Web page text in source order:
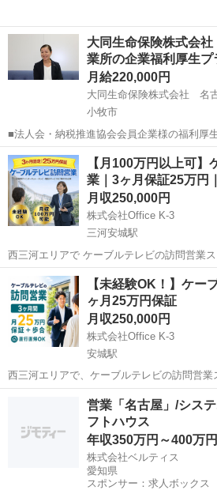
大同生命保険株式会
業所の企業福利厚生
月給220,000円
大同生命保険株式会社 名
小牧市
■法人会・納税推進協会会員企業様の福利厚
きなどをお任せします。 家庭訪問ではなく
と出向き、当社のお薦めするプランのご案
問や知人・友人への保険勧誘は一切あ...
愛知 小牧市 代理店営業
【月100万円以上可】
業｜3ヶ月保証25万円
月収250,000円
株式会社Office K-3
三河安城駅
西三河エリアで ケーブルテレビの訪問営業
す。 月収100万円以上も可能な仕事です。 ⭐ ポイント ・未経験OK！
・営業/通信業界経験者は優遇 ・直行直帰OK
調...
安城市 三河安城駅 代理店営
【未経験OK！】ケー
ヶ月25万円保証
月収250,000円
株式会社Office K-3
安城駅
西三河エリアで、ケーブルテレビの訪問営業
す。 月収100万円以上も目指せるお仕事です。 ⭐ ポイント ・未
OK ・営業／通信業界経験者は優遇 ・直行
安城駅 代理店営業
営業「名古屋」/シス
フトハウス
年収350万円～400万円
株式会社ベルティス
愛知県
スポンサー：求人ボックス